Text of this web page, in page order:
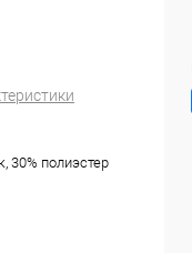
30% полиэстер